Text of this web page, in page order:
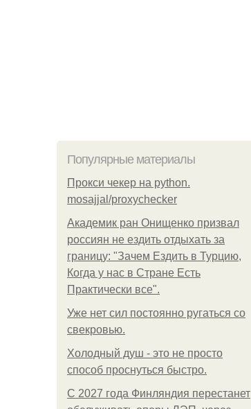
Популярные материалы
Прокси чекер на python.
mosajjal/proxychecker
Академик ран Онищенко призвал
россиян не ездить отдыхать за
границу: "Зачем Ездить в Турцию,
Когда у нас в Стране Есть
Практически все".
Уже нет сил постоянно ругаться со
свекровью.
Холодный душ - это не просто
способ проснуться быстро.
С 2027 года Финляндия перестанет